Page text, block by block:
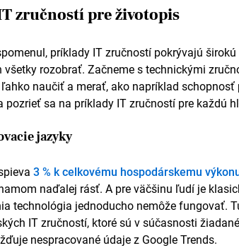
Sebavedome a zručne pracoval s kódom
používateľ Javy pre tvorbu aplikácií pre
Pokročilé používanie Javascriptových
prvky.
zručností pre životopis
príklady IT zručností pokrývajú
všetky rozobrať. Začneme s technickými
naučiť a merať, ako napríklad
pozrieť sa na príklady IT zručností pre každú
jazyky
3 % k celkovému hospodárskemu
naďalej rásť. A pre väčšinu ľudí je
technológia jednoducho nemôže fungovať.
IT zručností, ktoré sú v súčasnosti
nespracované údaje z Google Trends.